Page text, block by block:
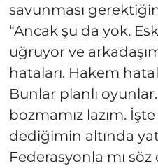
savunması
“Ancak şu da yok.
uğruyor ve
hataları. Hakem
Bunlar planlı
bozmamız lazım.
dediğimin altında
Federasyonla mı